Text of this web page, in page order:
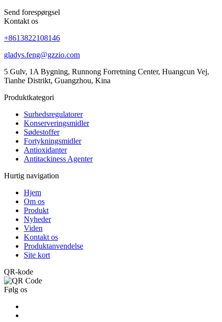
Send forespørgsel
Kontakt os
+8613822108146
gladys.feng@gzzio.com
5 Gulv, 1A Bygning, Runnong Forretning Center, Huangcun Vej,
Tianhe Distrikt, Guangzhou, Kina
Produktkategori
Surhedsregulatorer
Konserveringsmidler
Sødestoffer
Fortykningsmidler
Antioxidanter
Antitackiness Agenter
Hurtig navigation
Hjem
Om os
Produkt
Nyheder
Viden
Kontakt os
Produktanvendelse
Site kort
QR-kode
Følg os